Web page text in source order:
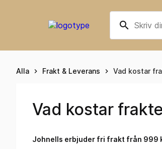
search
Alla keyboard_arrow_right Frakt & Leverans keyboard_arrow_right Vad kostar
Vad kostar
Johnells erbjuder fri frakt från 999